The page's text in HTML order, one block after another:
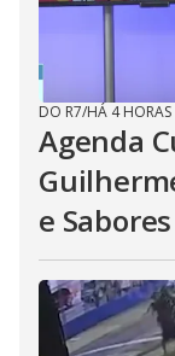
DO R7/HÁ 4 HORAS
Agenda
e